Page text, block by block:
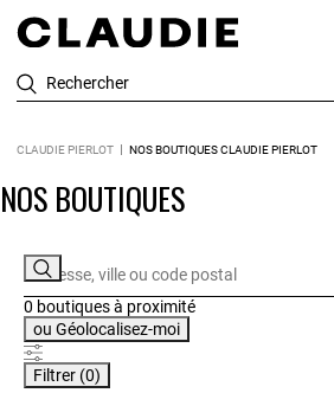
Rechercher
CLAUDIE PIERLOT NOS BOUTIQUES CLAUDIE PIERLOT
NOS BOUTIQUES
0 boutiquesà proximité
ou Géolocalisez-moi
Filtrer (0)